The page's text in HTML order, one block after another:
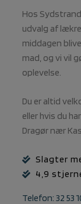
Hos
udvalg af
middagen
mad, og vi vil
oplevelse.
Du er altid
eller hvis du
Dragør nær
Slagter
4,9
Telefon: 32 53